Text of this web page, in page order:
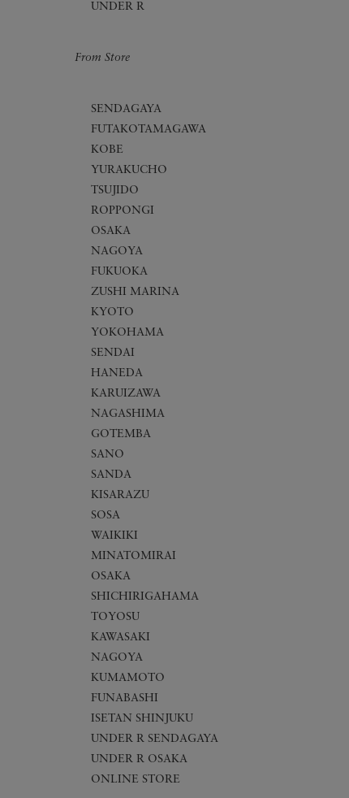
UNDER R
From Store
SENDAGAYA
FUTAKOTAMAGAWA
KOBE
YURAKUCHO
TSUJIDO
ROPPONGI
OSAKA
NAGOYA
FUKUOKA
ZUSHI MARINA
KYOTO
YOKOHAMA
SENDAI
HANEDA
KARUIZAWA
NAGASHIMA
GOTEMBA
SANO
SANDA
KISARAZU
SOSA
WAIKIKI
MINATOMIRAI
OSAKA
SHICHIRIGAHAMA
TOYOSU
KAWASAKI
NAGOYA
KUMAMOTO
FUNABASHI
ISETAN SHINJUKU
UNDER R SENDAGAYA
UNDER R OSAKA
ONLINE STORE